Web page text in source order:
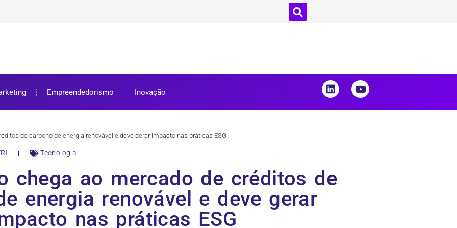
Empreendedorismo Inovação
de carbono de energia renovável e deve gerar impacto nas práticas ESG
Tecnologia
chega ao mercado de créditos de
energia renovável e deve gerar
nas práticas ESG